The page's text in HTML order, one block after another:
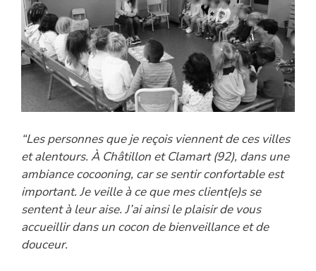
“Les personnes que je reçois viennent de ces villes
et alentours. À Châtillon et Clamart (92), dans une
ambiance cocooning, car se sentir confortable est
important. Je veille à ce que mes client(e)s se
sentent à leur aise. J’ai ainsi le plaisir de vous
accueillir dans un cocon de bienveillance et de
douceur.